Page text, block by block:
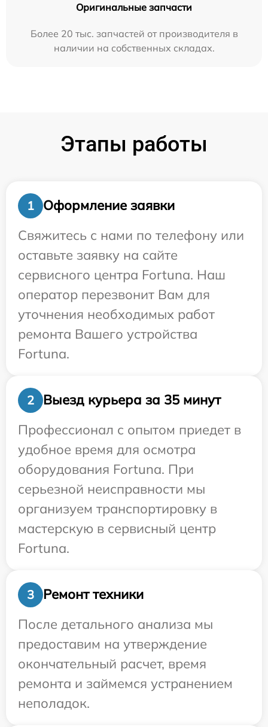
Оригинальные запчасти
Более 20 тыс. запчастей от производителя в
наличии на собственных складах.
Этапы работы
1
Оформление заявки
Свяжитесь с нами по телефону или
оставьте заявку на сайте
сервисного центра Fortuna. Наш
оператор перезвонит Вам для
уточнения необходимых работ
ремонта Вашего устройства
Fortuna.
2
Выезд курьера за 35 минут
Профессионал с опытом приедет в
удобное время для осмотра
оборудования Fortuna. При
серьезной неисправности мы
организуем транспортировку в
мастерскую в сервисный центр
Fortuna.
3
Ремонт техники
После детального анализа мы
предоставим на утверждение
окончательный расчет, время
ремонта и займемся устранением
неполадок.